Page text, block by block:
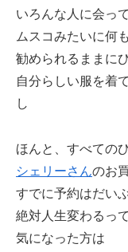
いろんな人に会っ
ムスコみたいに何
勧められるままに
自分らしい服を着
し
ほんと、すべての
シェリーさんのお
すでに予約はだい
絶対人生変わるっ
気になった方は